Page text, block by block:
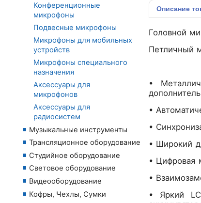
Конференционные
микрофоны
Подвесные микрофоны
Микрофоны для мобильных
устройств
Микрофоны специального
назначения
Аксессуары для
микрофонов
Аксессуары для
радиосистем
Музыкальные инструменты
Трансляционное оборудование
Студийное оборудование
Световое оборудование
Видеооборудование
Кофры, Чехлы, Сумки
Описание
Головной
Петличный
•
•
•
• Широкий
• Цифровая
•
• Яркий